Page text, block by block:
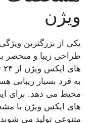
ویژن
یکی از بزرگترین
طراحی زیبا و منحصر
به فرد بسیار زیبایی
محیط می دهد. برای
های ایکس ویژن با
متنوعی تولید می